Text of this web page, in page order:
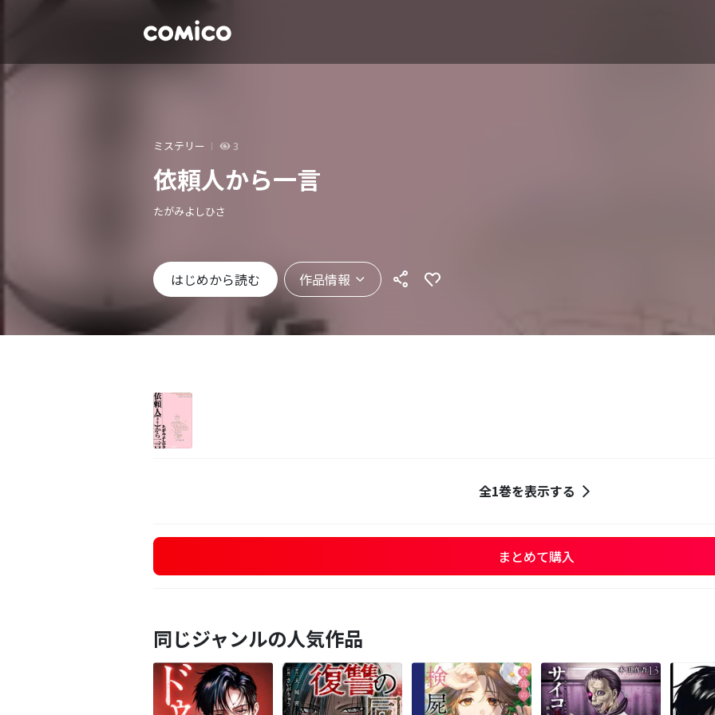
ミステリー 3
依頼人から一言
たがみよしひさ
はじめから読む 作品情報
全1巻を表示する
まとめて購入
同じジャンルの人気作品